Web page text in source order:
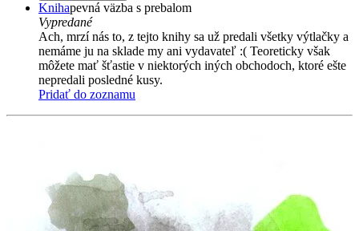
Knihapevná väzba s prebalom
Vypredané
Ach, mrzí nás to, z tejto knihy sa už predali všetky výtlačky a
nemáme ju na sklade my ani vydavateľ :( Teoreticky však
môžete mať šťastie v niektorých iných obchodoch, ktoré ešte
nepredali posledné kusy.
Pridať do zoznamu